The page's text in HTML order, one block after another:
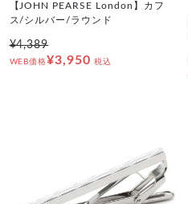
【JOHN PEARSE London】カフ
ス/シルバー/ラウンド
¥4,389
WEB価格¥3,950 税込